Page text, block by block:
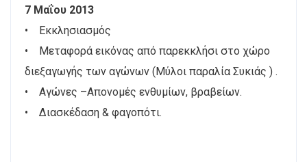
7 Μαΐου 2013
• Εκκλησιασμός
• Μεταφορά εικόνας από παρεκκλήσι στο χώρο
διεξαγωγής των αγώνων (Μύλοι παραλία Συκιάς ) .
• Αγώνες –Απονομές ενθυμίων, βραβείων.
• Διασκέδαση & φαγοπότι.